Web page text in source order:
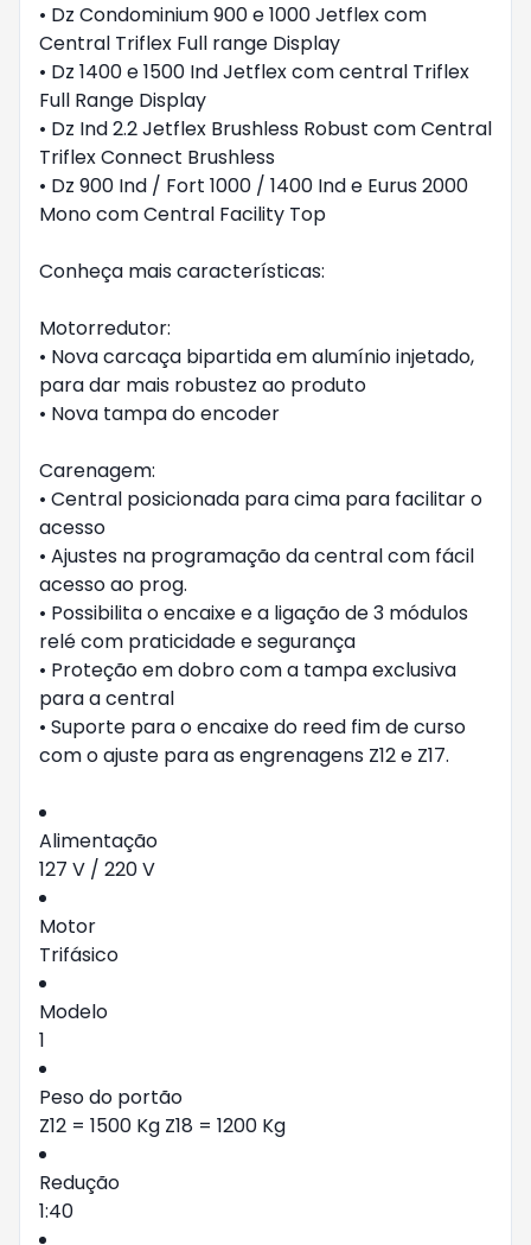
• Dz Condominium 900 e 1000 Jetflex com
Central Triflex Full range Display
• Dz 1400 e 1500 Ind Jetflex com central Triflex
Full Range Display
• Dz Ind 2.2 Jetflex Brushless Robust com Central
Triflex Connect Brushless
• Dz 900 Ind / Fort 1000 / 1400 Ind e Eurus 2000
Mono com Central Facility Top
Conheça mais características:
Motorredutor:
• Nova carcaça bipartida em alumínio injetado,
para dar mais robustez ao produto
• Nova tampa do encoder
Carenagem:
• Central posicionada para cima para facilitar o
acesso
• Ajustes na programação da central com fácil
acesso ao prog.
• Possibilita o encaixe e a ligação de 3 módulos
relé com praticidade e segurança
• Proteção em dobro com a tampa exclusiva
para a central
• Suporte para o encaixe do reed fim de curso
com o ajuste para as engrenagens Z12 e Z17.
Alimentação
127 V / 220 V
Motor
Trifásico
Modelo
1
Peso do portão
Z12 = 1500 Kg Z18 = 1200 Kg
Redução
1:40